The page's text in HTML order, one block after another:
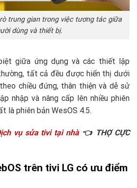
trung gian trong việc tương tác giữa
dùng và thiết bị.
giữa ứng dụng và các thiết lập
tất cả đều được hiển thị dưới
chiều đứng, thân thiện và dễ sử
nhập và nâng cấp lên nhiều phiên
là phiên bản WesOS 4.5.
vụ sửa tivi tại nhà👈 THỢ CỰC
trên tivi LG có ưu điểm